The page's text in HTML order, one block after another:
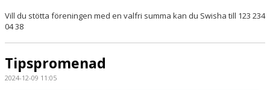
Vill du stötta föreningen med en valfri summa kan du Swisha till 123 234
04 38
Tipspromenad
2024-12-09 11:05